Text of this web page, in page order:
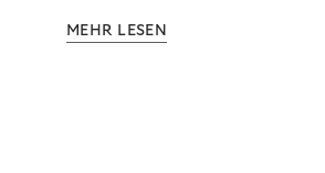
MEHR LESEN